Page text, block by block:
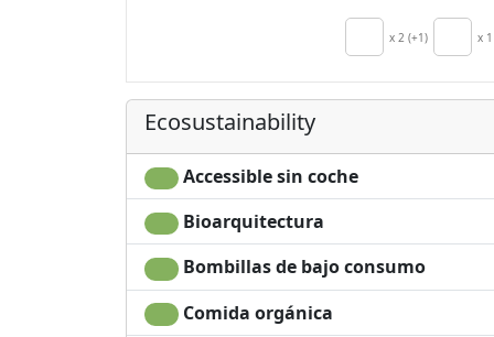
heating
Crib
Minibar
x 2 (+1) x 1
Ecosustainability
Accessible sin coche
Bioarquitectura
Bombillas de bajo consumo
Comida orgánica